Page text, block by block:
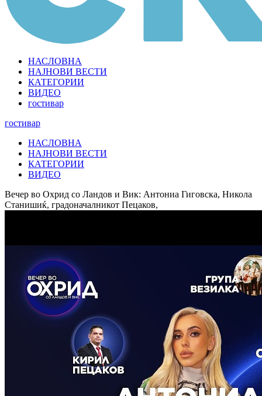
НАСЛОВНА
НАЈНОВИ ВЕСТИ
КАТЕГОРИИ
ВИДЕО
гостивар
гостивар
НАСЛОВНА
НАЈНОВИ ВЕСТИ
КАТЕГОРИИ
ВИДЕО
Вечер во Охрид со Ландов и Вик: Антониа Гиговска, Никола
Станишиќ, градоначалникот Пецаков,